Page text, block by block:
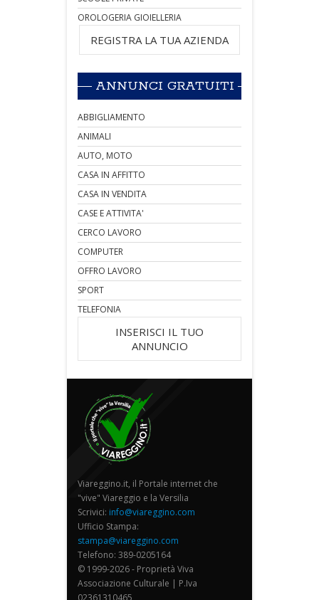
OROLOGERIA GIOIELLERIA
REGISTRA LA TUA AZIENDA
ANNUNCI GRATUITI
ABBIGLIAMENTO
ANIMALI
AUTO, MOTO
CASA IN AFFITTO
CASA IN VENDITA
CASE E ATTIVITA'
CERCO LAVORO
COMPUTER
OFFRO LAVORO
SPORT
TELEFONIA
INSERISCI IL TUO
ANNUNCIO
Viareggino.it, il Portale internet che
"vive" Viareggio e la Versilia
Scrivici: info@viareggino.com
Ufficio Stampa:
stampa@viareggino.com
Telefono: 389-0205164
© 1999-2026 - Proprietà Viva
Associazione Culturale | P.Iva